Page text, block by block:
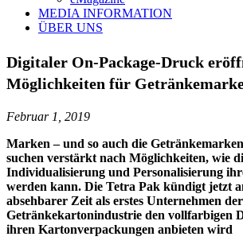
MEDIA INFORMATION
ÜBER UNS
Digitaler On-Package-Druck
Möglichkeiten für
Februar 1, 2019
Marken – und so auch die
suchen verstärkt nach Möglichkeiten, wie
Individualisierung und Personalisierung
werden kann. Die Tetra Pak kündigt jetzt
absehbarer Zeit als erstes Unternehmen
Getränkekartonindustrie den vollfarbigen
ihren Kartonverpackungen anbieten wird